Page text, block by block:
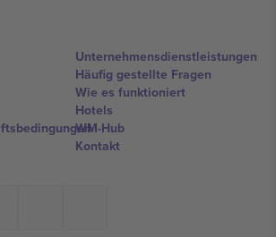
Unternehmensdienstleistungen
Häufig gestellte Fragen
Wie es funktioniert
Hotels
WM-Hub
Kontakt